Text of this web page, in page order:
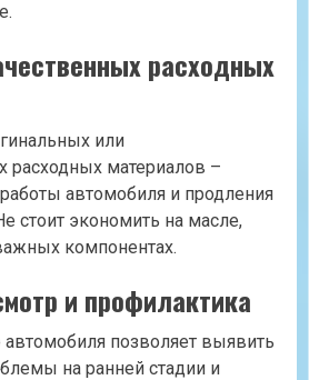
расходных
или
расходных материалов –
автомобиля и продления
стоит экономить на масле,
компонентах.
и профилактика
позволяет выявить
на ранней стадии и